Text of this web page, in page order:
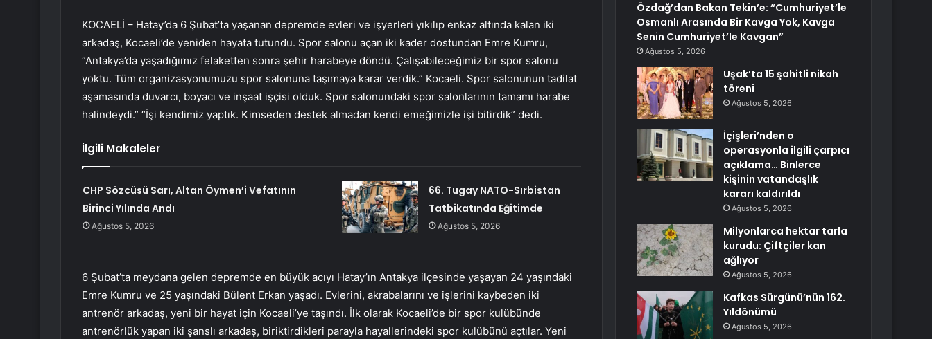
KOCAELİ – Hatay’da 6 Şubat’ta yaşanan depremde evleri ve işyerleri yıkılıp enkaz altında kalan iki
arkadaş, Kocaeli’de yeniden hayata tutundu. Spor salonu açan iki kader dostundan Emre Kumru,
“Antakya’da yaşadığımız felaketten sonra şehir harabeye döndü. Çalışabileceğimiz bir spor salonu
yoktu. Tüm organizasyonumuzu spor salonuna taşımaya karar verdik.” Kocaeli. Spor salonunun tadilat
aşamasında duvarcı, boyacı ve inşaat işçisi olduk. Spor salonundaki spor salonlarının tamamı harabe
halindeydi.” “İşi kendimiz yaptık. Kimseden destek almadan kendi emeğimizle işi bitirdik” dedi.
İlgili Makaleler
CHP Sözcüsü Sarı, Altan Öymen’i Vefatının
Birinci Yılında Andı
Ağustos 5, 2026
66. Tugay NATO-Sırbistan
Tatbikatında Eğitimde
Ağustos 5, 2026
6 Şubat’ta meydana gelen depremde en büyük acıyı Hatay’ın Antakya ilçesinde yaşayan 24 yaşındaki
Emre Kumru ve 25 yaşındaki Bülent Erkan yaşadı. Evlerini, akrabalarını ve işlerini kaybeden iki
antrenör arkadaş, yeni bir hayat için Kocaeli’ye taşındı. İlk olarak Kocaeli’de bir spor kulübünde
antrenörlük yapan iki şanslı arkadaş, biriktirdikleri parayla hayallerindeki spor kulübünü açtılar. Yeni
Özdağ’dan Bakan Tekin’e: “Cumhuriyet’le
Osmanlı Arasında Bir Kavga Yok, Kavga
Senin Cumhuriyet’le Kavgan”
Ağustos 5, 2026
Uşak’ta 15 şahitli nikah
töreni
Ağustos 5, 2026
İçişleri’nden o
operasyonla ilgili çarpıcı
açıklama… Binlerce
kişinin vatandaşlık
kararı kaldırıldı
Ağustos 5, 2026
Milyonlarca hektar tarla
kurudu: Çiftçiler kan
ağlıyor
Ağustos 5, 2026
Kafkas Sürgünü’nün 162.
Yıldönümü
Ağustos 5, 2026